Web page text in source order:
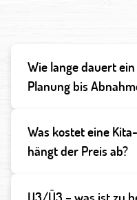
Wie lange dauert
Planung bis
Was kostet eine
hängt der Preis ab?